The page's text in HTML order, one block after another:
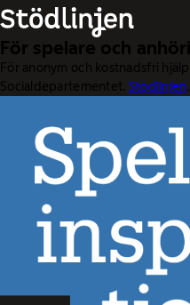
För spelare och
För anonym och kostnadsfri
Socialdepartementet. Stödlinjen